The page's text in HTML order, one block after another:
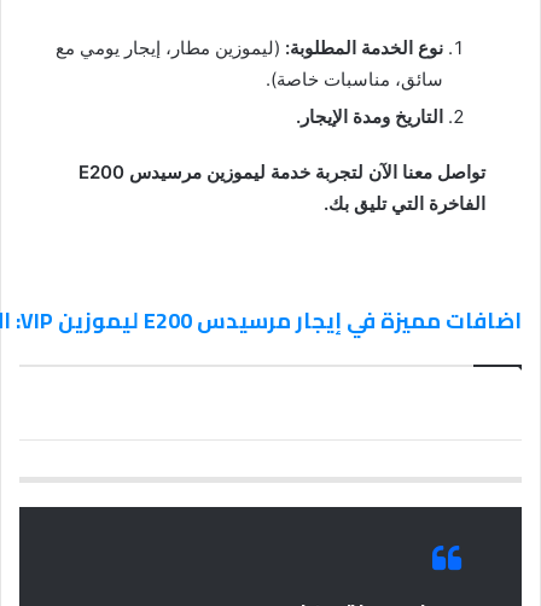
نوع الخدمة المطلوبة: (ليموزين مطار، إيجار يومي مع
سائق، مناسبات خاصة).
التاريخ ومدة الإيجار.
تواصل معنا الآن لتجربة خدمة ليموزين مرسيدس E200
الفاخرة التي تليق بك.
اضافات مميزة في إيجار مرسيدس E200 ليموزين VIP: الأناقة التنفيذية في أرقى صورها